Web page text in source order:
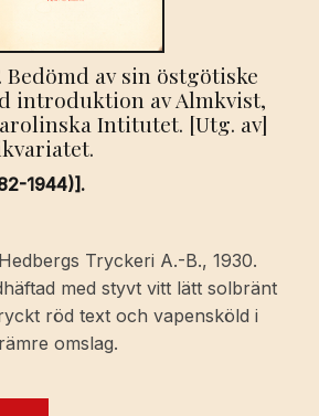
Bedömd av sin östgötiske
introduktion av Almkvist,
Intitutet. [Utg. av]
1944)].
Tryckeri A.-B., 1930.
med styvt vitt lätt solbränt
röd text och vapensköld i
omslag.